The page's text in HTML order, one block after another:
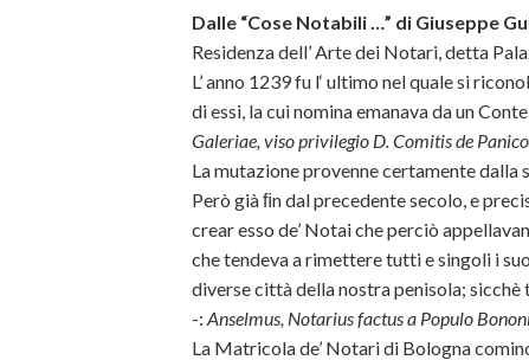
Dalle “Cose Notabili …” di Giuseppe
Residenza dell’ Arte dei Notari, detta
L’ anno 1239 fu l‘ ultimo nel quale si
di essi, la cui nomina emanava da un
Galeriae, viso privilegio D. Comitis de Panico
La mutazione provenne certamente dalla
Però già ﬁn dal precedente secolo, e
crear esso de’ Notai che perciò
che tendeva a rimettere tutti e singoli i
diverse città della nostra penisola;
-: Anselmus, Notarius factus a Populo
La Matricola de’ Notari di Bologna